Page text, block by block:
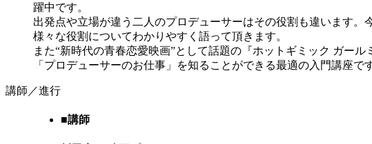
躍中です。
出発点や立場が違う二人のプロデューサーはその役割も違います
様々な役割についてわかりやすく語って頂きます。
また“新時代の青春恋愛映画”として話題の『ホットギミック ガー
「プロデューサーのお仕事」を知ることができる最適の入門講座で
講師／進行
■講師